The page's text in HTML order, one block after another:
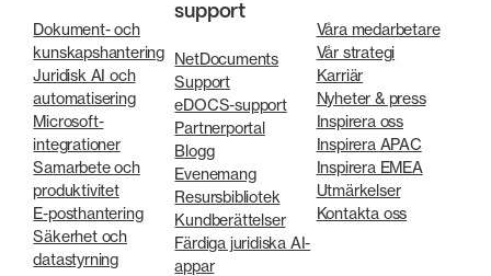
Dokument- och
kunskapshantering
Juridisk AI och
automatisering
Microsoft-
integrationer
Samarbete och
produktivitet
E-posthantering
Säkerhet och
datastyrning
support
NetDocuments
Support
eDOCS-support
Partnerportal
Blogg
Evenemang
Resursbibliotek
Kundberättelser
Färdiga juridiska AI-
appar
Våra medarbetare
Vår strategi
Karriär
Nyheter & press
Inspirera oss
Inspirera APAC
Inspirera EMEA
Utmärkelser
Kontakta oss